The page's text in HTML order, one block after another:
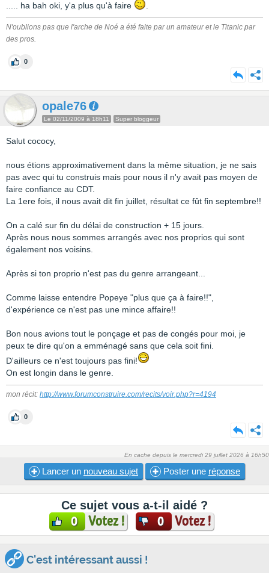
..... ha bah oki, y'a plus qu'à faire
N'oublions pas que l'arche de Noé a été faite par un amateur et le Titanic par
des pros.
0
opale76
Le 02/11/2009 à 18h11 Super bloggeur
Salut cococy,
nous étions approximativement dans la même situation, je ne sais
pas avec qui tu construis mais pour nous il n'y avait pas moyen de
faire confiance au CDT.
La 1ere fois, il nous avait dit fin juillet, résultat ce fût fin septembre!!
On a calé sur fin du délai de construction + 15 jours.
Après nous nous sommes arrangés avec nos proprios qui sont
également nos voisins.
Après si ton proprio n'est pas du genre arrangeant...
Comme laisse entendre Popeye "plus que ça à faire!!",
d'expérience ce n'est pas une mince affaire!!
Bon nous avions tout le ponçage et pas de congés pour moi, je
peux te dire qu'on a emménagé sans que cela soit fini.
D'ailleurs ce n'est toujours pas fini!
On est longin dans le genre.
mon récit: http://www.forumconstruire.com/recits/voir.php?r=4194
0
En cache depuis le mercredi 29 juillet 2026 à 16h50
Lancer un nouveau sujet Poster une réponse
Ce sujet vous a-t-il aidé ?
0 Votez ! 0 Votez !
C'est intéressant aussi !